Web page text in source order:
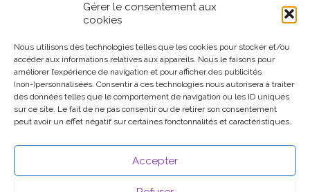
Gérer le consentement aux
cookies
Nous utilisons des technologies telles que les cookies pour stocker et/ou
accéder aux informations relatives aux appareils. Nous le faisons pour
améliorer l’expérience de navigation et pour afficher des publicités
(non-)personnalisées. Consentir à ces technologies nous autorisera à traiter
des données telles que le comportement de navigation ou les ID uniques
sur ce site. Le fait de ne pas consentir ou de retirer son consentement
peut avoir un effet négatif sur certaines fonctonnalités et caractéristiques.
Accepter
Ce site participe au Programme Partenaires d’Amazon EU, un
programme d’affiliation conçu pour permettre à des sites de
percevoir une rémunération grâce à la création de liens vers
Amazon.fr.